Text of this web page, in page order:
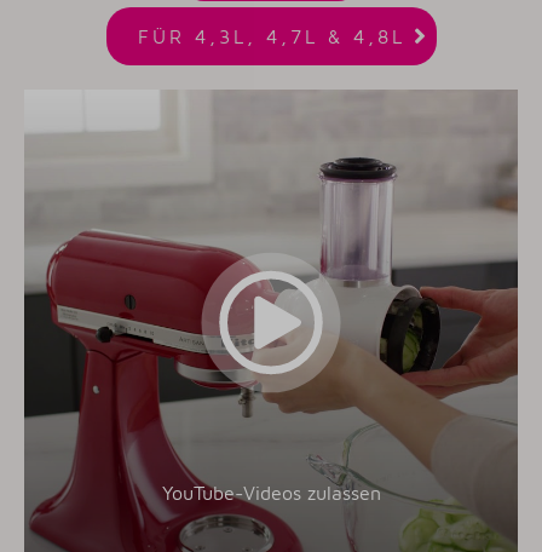

FÜR 4,3L, 4,7L & 4,8L
YouTube-Videos zulassen